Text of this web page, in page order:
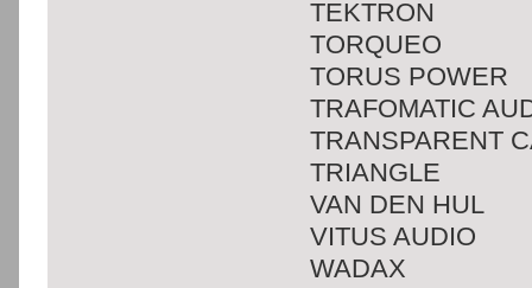
TEKTRON
TORQUEO
TORUS POWER
TRAFOMATIC
TRANSPARENT
TRIANGLE
VAN DEN HUL
VITUS AUDIO
WADAX